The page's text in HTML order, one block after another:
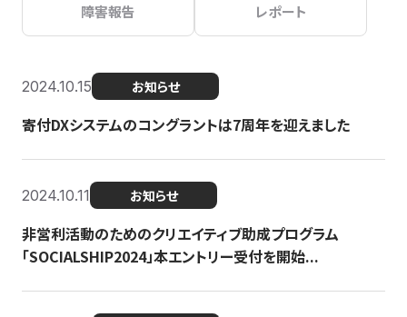
障害報告 レポート
2024.10.15 お知らせ
寄付DXシステムのコングラントは7周年を迎えました
2024.10.11 お知らせ
非営利活動のためのクリエイティブ助成プログラム
「SOCIALSHIP2024」本エントリー受付を開始...